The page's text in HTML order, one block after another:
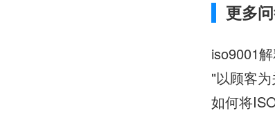
更多
iso9001
"以顾客
如何将